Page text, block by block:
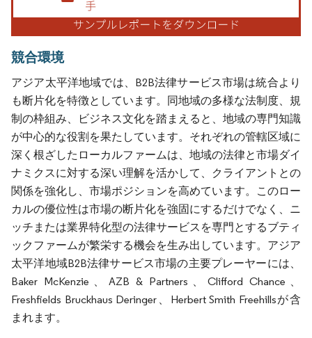
競合環境
アジア太平洋地域では、B2B法律サービス市場は統合より
も断片化を特徴としています。同地域の多様な法制度、規
制の枠組み、ビジネス文化を踏まえると、地域の専門知識
が中心的な役割を果たしています。それぞれの管轄区域に
深く根ざしたローカルファームは、地域の法律と市場ダイ
ナミクスに対する深い理解を活かして、クライアントとの
関係を強化し、市場ポジションを高めています。このロー
カルの優位性は市場の断片化を強固にするだけでなく、ニ
ッチまたは業界特化型の法律サービスを専門とするブティ
ックファームが繁栄する機会を生み出しています。アジア
太平洋地域B2B法律サービス市場の主要プレーヤーには、
Baker McKenzie、AZB & Partners、Clifford Chance、
Freshfields Bruckhaus Deringer、Herbert Smith Freehillsが含
まれます。